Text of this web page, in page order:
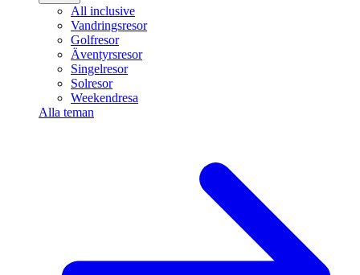
All inclusive
Vandringsresor
Golfresor
Äventyrsresor
Singelresor
Solresor
Weekendresa
Alla teman